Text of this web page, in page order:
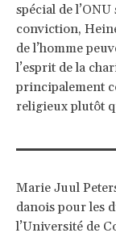
spécial de
conviction,
de l’homme
l’esprit de la
principalement
religieux plutôt
Marie Juul
danois pour les
l’Université de